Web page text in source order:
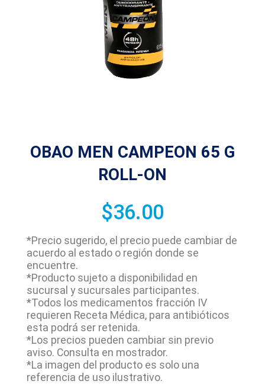
OBAO MEN CAMPEON 65 G
ROLL-ON
$36.00
*Precio sugerido, el precio puede cambiar de
acuerdo al estado o región donde se
encuentre.
*Producto sujeto a disponibilidad en
sucursal y sucursales participantes.
*Todos los medicamentos fracción IV
requieren Receta Médica, para antibióticos
esta podrá ser retenida.
*Los precios pueden cambiar sin previo
aviso. Consulta en mostrador.
*La imagen del producto es solo una
referencia de uso ilustrativo.